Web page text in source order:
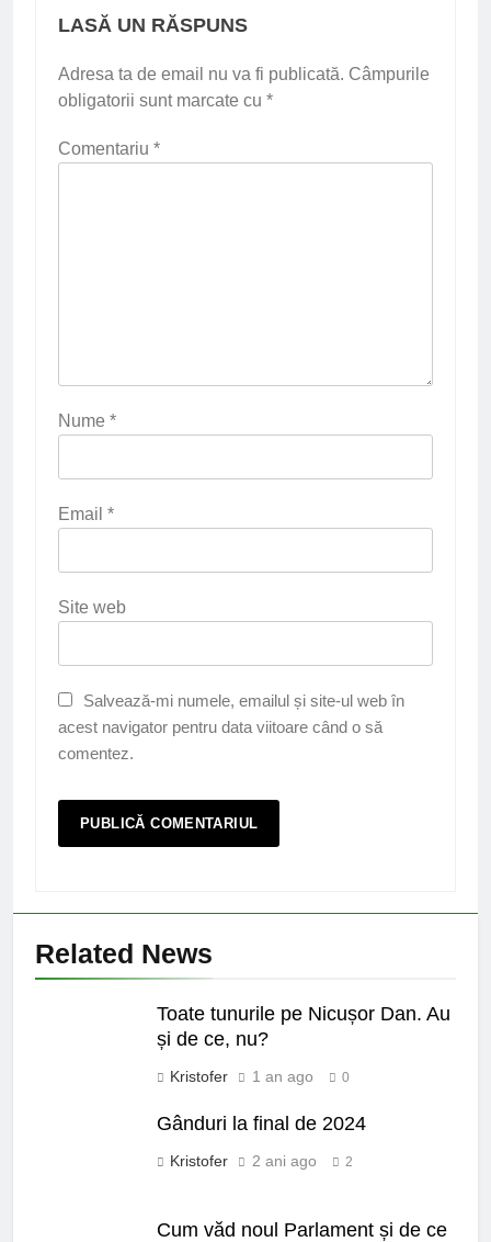
LASĂ UN RĂSPUNS
Adresa ta de email nu va fi publicată. Câmpurile
obligatorii sunt marcate cu *
Comentariu *
Nume *
Email *
Site web
Salvează-mi numele, emailul și site-ul web în
acest navigator pentru data viitoare când o să
comentez.
Related News
Toate tunurile pe Nicușor Dan. Au
și de ce, nu?
Kristofer 1 an ago 0
Gânduri la final de 2024
Kristofer 2 ani ago 2
Cum văd noul Parlament și de ce